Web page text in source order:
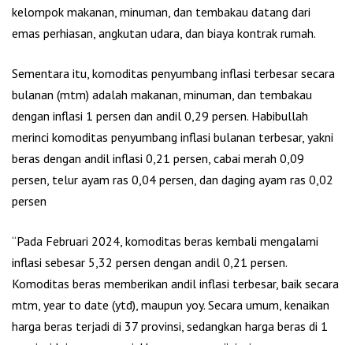
kelompok makanan, minuman, dan tembakau datang dari
emas perhiasan, angkutan udara, dan biaya kontrak rumah.
Sementara itu, komoditas penyumbang inflasi terbesar secara
bulanan (mtm) adalah makanan, minuman, dan tembakau
dengan inflasi 1 persen dan andil 0,29 persen. Habibullah
merinci komoditas penyumbang inflasi bulanan terbesar, yakni
beras dengan andil inflasi 0,21 persen, cabai merah 0,09
persen, telur ayam ras 0,04 persen, dan daging ayam ras 0,02
persen
“Pada Februari 2024, komoditas beras kembali mengalami
inflasi sebesar 5,32 persen dengan andil 0,21 persen.
Komoditas beras memberikan andil inflasi terbesar, baik secara
mtm, year to date (ytd), maupun yoy. Secara umum, kenaikan
harga beras terjadi di 37 provinsi, sedangkan harga beras di 1